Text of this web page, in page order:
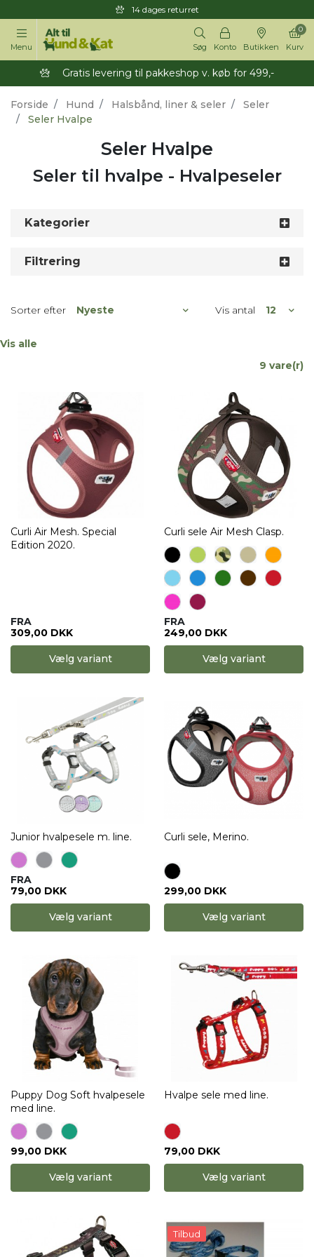
14 dages returret
Menu Søg Konto Butikken Kurv
0
Gratis levering til pakkeshop v. køb for 499,-
Forside Hund Halsbånd, liner & seler
Seler
Seler Hvalpe
Seler Hvalpe
Seler til hvalpe - Hvalpeseler
Kategorier
Filtrering
Sorter efter Vis antal
Vis alle
9 vare(r)
Curli Air Mesh. Special
Edition 2020.
FRA
309,00 DKK
Vælg variant
Curli sele Air Mesh Clasp.
FRA
249,00 DKK
Vælg variant
Junior hvalpesele m. line.
FRA
79,00 DKK
Vælg variant
Curli sele, Merino.
299,00 DKK
Vælg variant
Puppy Dog Soft hvalpesele
med line.
99,00 DKK
Vælg variant
Hvalpe sele med line.
79,00 DKK
Vælg variant
Tilbud